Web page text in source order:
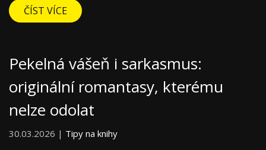
ČÍST VÍCE
Pekelná vášeň i sarkasmus:
originální romantasy, kterému
nelze odolat
30.03.2026 | Tipy na knihy